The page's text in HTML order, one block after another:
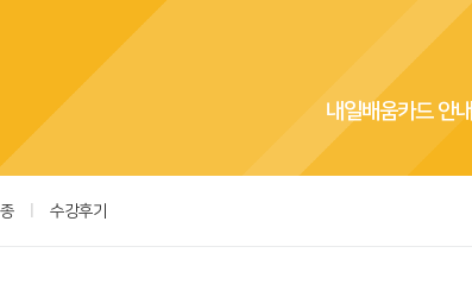
내일배움카드 안내
수강후기